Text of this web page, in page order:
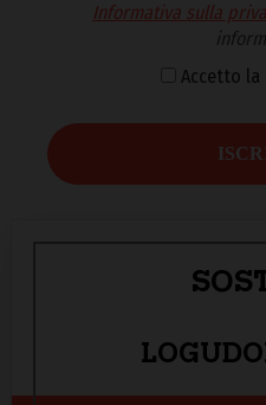
Informativa sulla
Accetto la